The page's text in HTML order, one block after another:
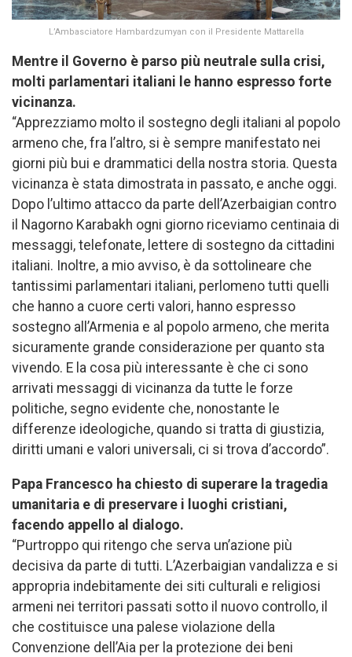
L’Ambasciatore Hambardzumyan con il Presidente Mattarella
Mentre il Governo è parso più neutrale sulla crisi,
molti parlamentari italiani le hanno espresso forte
vicinanza.
“Apprezziamo molto il sostegno degli italiani al popolo
armeno che, fra l’altro, si è sempre manifestato nei
giorni più bui e drammatici della nostra storia. Questa
vicinanza è stata dimostrata in passato, e anche oggi.
Dopo l’ultimo attacco da parte dell’Azerbaigian contro
il Nagorno Karabakh ogni giorno riceviamo centinaia di
messaggi, telefonate, lettere di sostegno da cittadini
italiani. Inoltre, a mio avviso, è da sottolineare che
tantissimi parlamentari italiani, perlomeno tutti quelli
che hanno a cuore certi valori, hanno espresso
sostegno all’Armenia e al popolo armeno, che merita
sicuramente grande considerazione per quanto sta
vivendo. E la cosa più interessante è che ci sono
arrivati messaggi di vicinanza da tutte le forze
politiche, segno evidente che, nonostante le
differenze ideologiche, quando si tratta di giustizia,
diritti umani e valori universali, ci si trova d’accordo”.
Papa Francesco ha chiesto di superare la tragedia
umanitaria e di preservare i luoghi cristiani,
facendo appello al dialogo.
“Purtroppo qui ritengo che serva un’azione più
decisiva da parte di tutti. L’Azerbaigian vandalizza e si
appropria indebitamente dei siti culturali e religiosi
armeni nei territori passati sotto il nuovo controllo, il
che costituisce una palese violazione della
Convenzione dell’Aia per la protezione dei beni